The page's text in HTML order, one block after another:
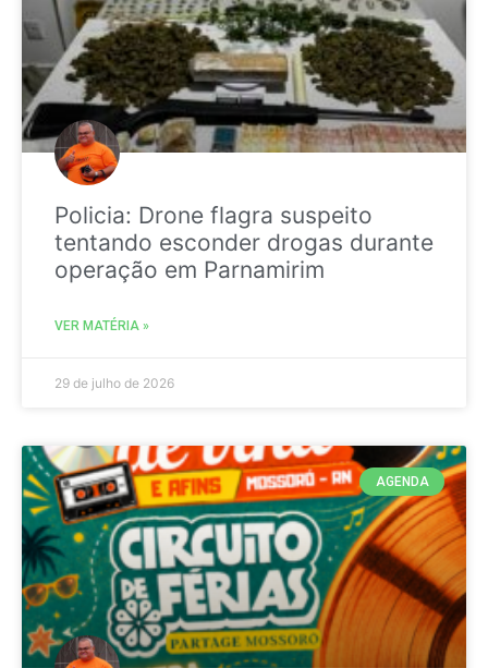
Policia: Drone flagra suspeito
tentando esconder drogas durante
operação em Parnamirim
VER MATÉRIA »
29 de julho de 2026
AGENDA